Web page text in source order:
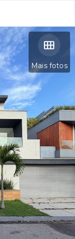
Mais fotos